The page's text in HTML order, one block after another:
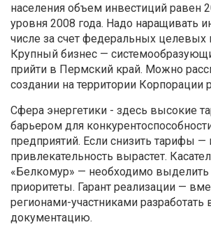
населения объем инвестиций равен
уровня 2008 года. Надо наращивать
числе за счет федеральных целевых
Крупный бизнес —
прийти в Пермский край. Можно
создании на территории Корпорации
Сфера энергетики - здесь высокие
барьером для
предприятий. Если снизить тарифы —
привлекательность вырастет.
«Белкомур» — необходимо выделить
приоритеты. Гарант реализации —
регионами-участниками
документацию.